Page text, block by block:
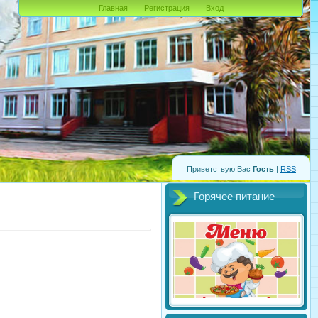
Приветствую Вас Гость | RSS
Главная Регистрация Вход
Горячее питание